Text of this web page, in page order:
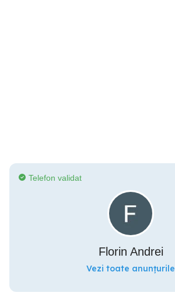
Telefon validat
Florin Andrei
Vezi toate anunțurile